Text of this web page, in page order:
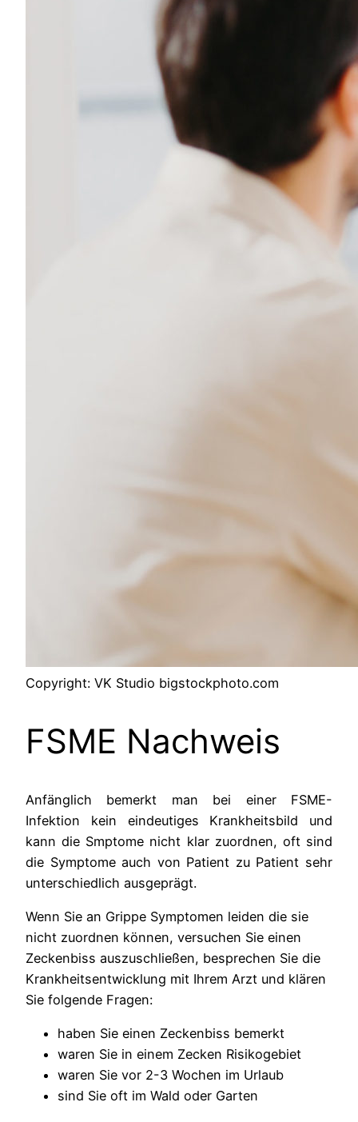
Copyright: VK Studio bigstockphoto.com
FSME Nachweis
Anfänglich bemerkt man bei einer FSME-
Infektion kein eindeutiges Krankheitsbild und
kann die Smptome nicht klar zuordnen, oft sind
die Symptome auch von Patient zu Patient sehr
unterschiedlich ausgeprägt.
Wenn Sie an Grippe Symptomen leiden die sie
nicht zuordnen können, versuchen Sie einen
Zeckenbiss auszuschließen, besprechen Sie die
Krankheitsentwicklung mit Ihrem Arzt und klären
Sie folgende Fragen:
haben Sie einen Zeckenbiss bemerkt
waren Sie in einem Zecken Risikogebiet
waren Sie vor 2-3 Wochen im Urlaub
sind Sie oft im Wald oder Garten